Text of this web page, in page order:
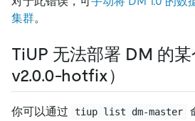
集群。
TiUP 无法部署 DM 的
v2.0.0-hotfix）
你可以通过 tiup list dm-master